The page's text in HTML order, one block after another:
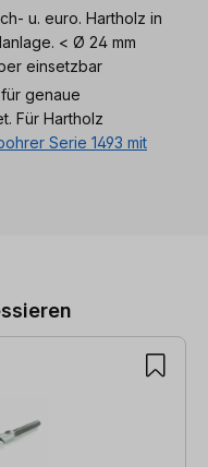
u. euro. Hartholz in
< Ø 24 mm
einsetzbar
genaue
Für Hartholz
Serie 1493 mit